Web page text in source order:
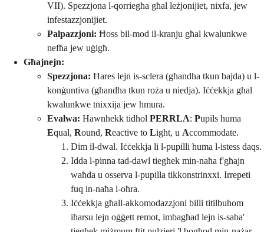
VII). Spezzjona l-qorriegħa għal leżjonijiet, nixfa, jew
infestazzjonijiet.
Palpazzjoni: Ħoss bil-mod il-kranju għal kwalunkwe
nefħa jew uġigħ.
Għajnejn:
Spezzjona: Ħares lejn is-sclera (għandha tkun bajda) u l-
konġuntiva (għandha tkun roża u niedja). Iċċekkja għal
kwalunkwe tnixxija jew ħmura.
Evalwa: Hawnhekk tidħol PERRLA: Pupils huma
Equal, Round, Reactive to Light, u Accommodate.
Dim il-dwal. Iċċekkja li l-pupilli huma l-istess daqs.
Idda l-pinna tad-dawl tiegħek min-naħa f'għajn
waħda u osserva l-pupilla tikkonstrinxxi. Irrepeti
fuq in-naħa l-oħra.
Iċċekkja għall-akkomodazzjoni billi titilbuhom
iħarsu lejn oġġett remot, imbagħad lejn is-saba'